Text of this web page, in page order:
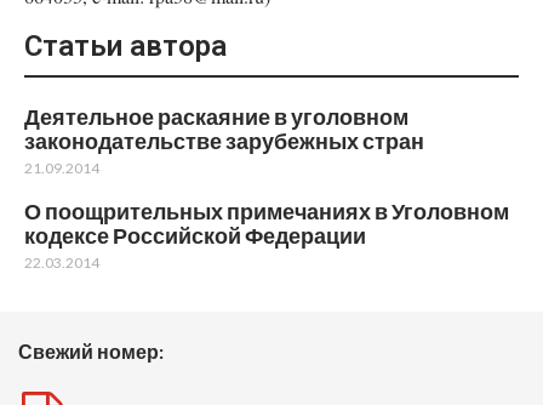
Свежий номер:
Статьи автора
Деятельное раскаяние в уголовном
законодательстве зарубежных стран
21.09.2014
О поощрительных примечаниях в Уголовном
кодексе Российской Федерации
22.03.2014